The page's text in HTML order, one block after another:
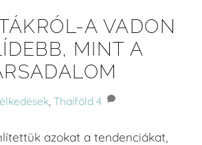
A VADON
MINT A
, Thaiföld 4
azokat a tendenciákat,